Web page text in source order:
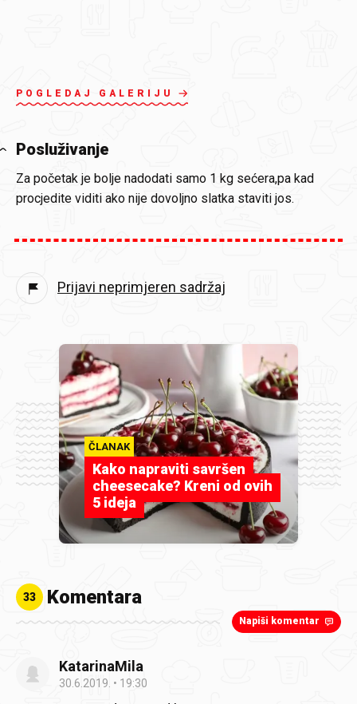
POGLEDAJ GALERIJU
Posluživanje
Za početak je bolje nadodati samo 1 kg sećera,pa kad
procjedite viditi ako nije dovoljno slatka staviti jos.
Prijavi neprimjeren sadržaj
ČLANAK
Kako napraviti savršen
cheesecake? Kreni od ovih
5 ideja
33 Komentara
Napiši komentar
KatarinaMila
30.6.2019. 19:30